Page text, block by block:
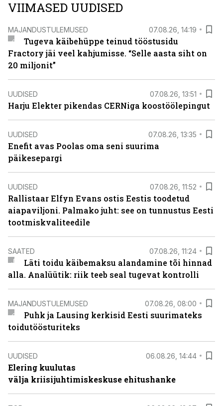
VIIMASED UUDISED
MAJANDUSTULEMUSED 07.08.26, 14:19
Tugeva käibehüppe teinud tööstusidu
Fractory jäi veel kahjumisse. “Selle aasta siht on
20 miljonit”
UUDISED 07.08.26, 13:51
Harju Elekter pikendas CERNiga koostöölepingut
UUDISED 07.08.26, 13:35
Enefit avas Poolas oma seni suurima
päikesepargi
UUDISED 07.08.26, 11:52
Rallistaar Elfyn Evans ostis Eestis toodetud
aiapaviljoni. Palmako juht: see on tunnustus Eesti
tootmiskvaliteedile
SAATED 07.08.26, 11:24
Läti toidu käibemaksu alandamine tõi hinnad
alla. Analüütik: riik teeb seal tugevat kontrolli
MAJANDUSTULEMUSED 07.08.26, 08:00
Puhk ja Lausing kerkisid Eesti suurimateks
toidutöösturiteks
UUDISED 06.08.26, 14:44
Elering kuulutas
välja kriisijuhtimiskeskuse ehitushanke